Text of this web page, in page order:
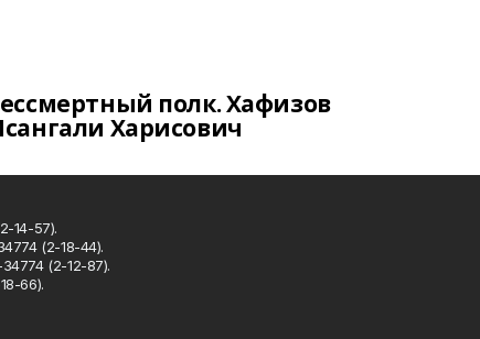
полк. Хафизов
Харисович
14-57).
(2-18-44).
(2-12-87).
66).